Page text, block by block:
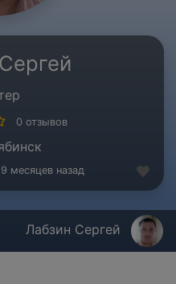
0 отзывов
месяцев назад
Лабзин Сергей